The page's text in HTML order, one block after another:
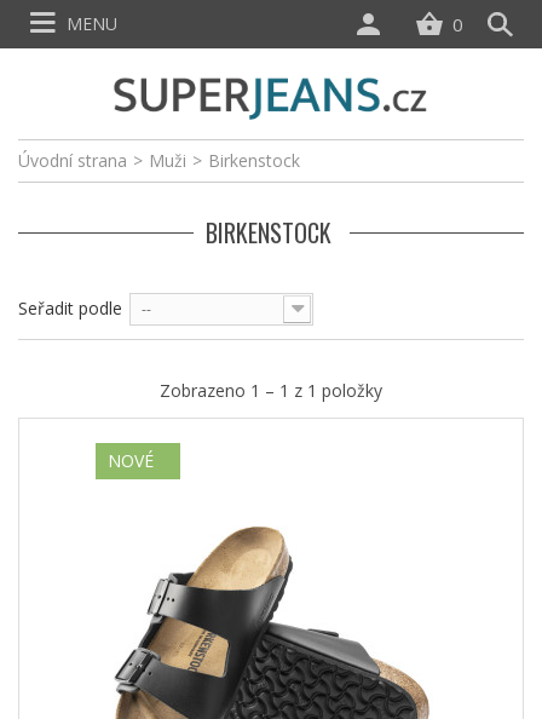
Úvodní strana > Muži > Birkenstock
BIRKENSTOCK
Seřadit podle --
Zobrazeno 1 – 1 z 1 položky
NOVÉ
0
MENU